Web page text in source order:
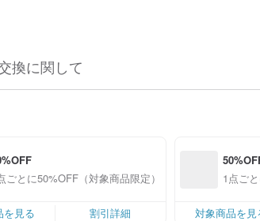
換に関して
ごとに50%OFF（対象商品限定）
を見る 割引詳細
1点ご
対象商品を見